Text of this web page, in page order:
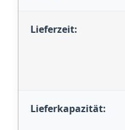
Lieferzeit:
Lieferkapazität: